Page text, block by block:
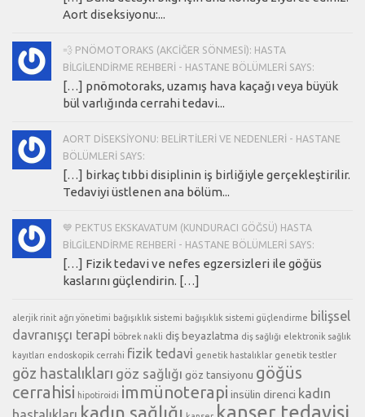
Aort diseksiyonu:...
💨 PNÖMOTORAKS (AKCIĞER SÖNMESI): HASTA
BILGILENDIRME REHBERI - HASTANE BÖLÜMLERI SAYS:
[…] pnömotoraks, uzamış hava kaçağı veya büyük
bül varlığında cerrahi tedavi...
AORT DISEKSIYONU: BELIRTILERI VE NEDENLERI - HASTANE
BÖLÜMLERI SAYS:
[…] birkaç tıbbi disiplinin iş birliğiyle gerçekleştirilir.
Tedaviyi üstlenen ana bölüm...
💙 PEKTUS EKSKAVATUM (KUNDURACI GÖĞSÜ) HASTA
BILGILENDIRME REHBERI - HASTANE BÖLÜMLERI SAYS:
[…] Fizik tedavi ve nefes egzersizleri ile göğüs
kaslarını güçlendirin. […]
alerjik rinit ağrı yönetimi bağışıklık sistemi bağışıklık sistemi güçlendirme bilişsel
davranışçı terapi böbrek nakli diş beyazlatma diş sağlığı elektronik sağlık
kayıtları endoskopik cerrahi fizik tedavi genetik hastalıklar genetik testler
göz hastalıkları göz sağlığı göz tansiyonu göğüs
cerrahisi hipotiroidi immünoterapi insülin direnci kadın
kadın sağlığı kanser tedavisi